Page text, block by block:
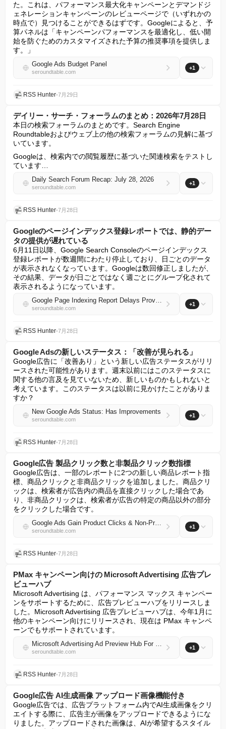
た。これは、パフォーマンス最大化キャンペーンとデマンドジ
ェネレーションキャンペーンのレビューページで（いずれかの
時点で）見つけることができるはずです。Googleによると、予
算パネルは「キャンペーンパフォーマンスを最適化し、低い開
始を防ぐためのカスタマイズされた予算の推奨事項を提供しま
す。」
Google Ads Budget Panel
seroundtable.com
+1
RSS Hunter•7月29日
デイリー・サーチ・フォーラムのまとめ：2026年7月28日
本日の検索フォーラムのまとめです。Search Engine
Roundtableおよびウェブ上の他の検索フォーラムの見解に基づ
いています。
Googleは、検索内での閲覧履歴に基づいた関連検索をテストし
ています…
Daily Search Forum Recap: July 28, 2026
seroundtable.com
+1
RSS Hunter•7月28日
Googleのページインデックス登録レポートでは、静的デー
タの提供が遅れている
6月11日以降、Google Search Consoleのページインデックス
登録レポートが数週間にわたり停止しており、日ごとのデータ
が表示されなくなっています。Googleは数回修正しましたが、
その結果、データが日ごとではなく週ごとにグループ化されて
表示されるようになっています。
Google Page Indexing Report Delays Providing Static Data
seroundtable.com
+1
RSS Hunter•7月28日
Google Adsの新しいステータス：「改善が見られる」
Google広告に「改善あり」という新しい広告ステータスがリリ
ースされた可能性があります。週末以前にはこのステータスに
関する他の言及を見ていないため、新しいものかもしれないと
考えています。このステータスは以前に見かけたことがありま
すか？
New Google Ads Status: Has Improvements
seroundtable.com
+1
RSS Hunter•7月28日
Google広告 製品クリック数と非製品クリック数指標
Google広告は、一部のレポートに2つの新しい商品レポート指
標、商品クリックと非商品クリックを追加しました。商品クリ
ックは、検索者が広告内の商品を直接クリックした場合であ
り、非商品クリックは、検索者が広告の特定の商品以外の部分
をクリックした場合です。
Google Ads Gain Product Clicks & Non-Product Clicks Metrics
seroundtable.com
+1
RSS Hunter•7月28日
PMax キャンペーン向けの Microsoft Advertising 広告プレ
ビューハブ
Microsoft Advertising は、パフォーマンス マックス キャンペー
ンをサポートするために、広告プレビューハブをリリースしま
した。Microsoft Advertising 広告プレビューハブは、今年1月に
他のキャンペーン向けにリリースされ、現在は PMax キャンペ
ーンでもサポートされています。
Microsoft Advertising Ad Preview Hub For PMax Campaigns
seroundtable.com
+1
RSS Hunter•7月28日
Google広告 AI生成画像 アップロード画像機能付き
Google広告では、広告プラットフォーム内でAI生成画像をクリ
エイトする際に、広告主が画像をアップロードできるようにな
りました。アップロードされた画像は、AIが希望するスタイル